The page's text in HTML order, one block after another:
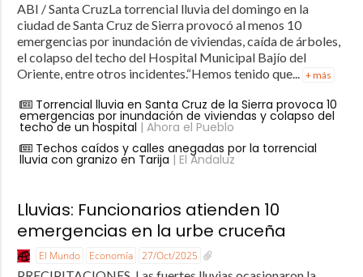
ABI / Santa CruzLa torrencial lluvia del domingo en la
ciudad de Santa Cruz de Sierra provocó al menos 10
emergencias por inundación de viviendas, caída de árboles,
el colapso del techo del Hospital Municipal Bajío del
Oriente, entre otros incidentes.“Hemos tenido que... + más
Torrencial lluvia en Santa Cruz de la Sierra provoca 10
emergencias por inundación de viviendas y colapso del
techo de un hospital | Ahora el Pueblo
Techos caídos y calles anegadas por la torrencial
lluvia con granizo en Tarija | El Andaluz
Lluvias: Funcionarios atienden 10
emergencias en la urbe cruceña
El Mundo Economía 27/Oct/2025